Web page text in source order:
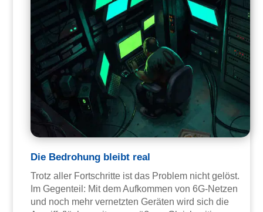
Die Bedrohung bleibt real
Trotz aller Fortschritte ist das Problem nicht gelöst.
Im Gegenteil: Mit dem Aufkommen von 6G-Netzen
und noch mehr vernetzten Geräten wird sich die